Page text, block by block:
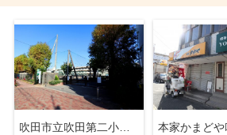
吹田市立吹田第二小学校